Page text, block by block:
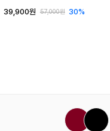
39,900원
57,000원 30%